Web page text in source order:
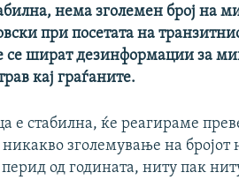
нема зголемен број на
при посетата на
се шират дезинформации за
кај граѓаните.
е стабилна, ќе реагираме
зголемување на бројот
перид од годината, ниту пак